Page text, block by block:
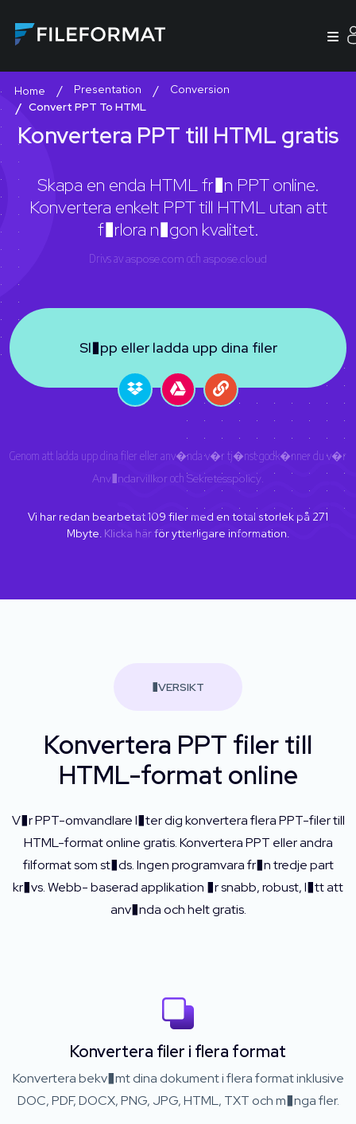
Home Presentation
Conversion
Convert PPT To HTML
Konvertera PPT till HTML gratis
Skapa en enda HTML fr�n PPT online.
Konvertera enkelt PPT till HTML utan att
f�rlora n�gon kvalitet.
Drivs avaspose.com och aspose.cloud
Sl�pp eller ladda upp dina filer
Genom att ladda upp dina filer eller anv�nda v�r tj�nst godk�nner du v�r
Anv�ndarvillkor och Sekretesspolicy
Vi har redan bearbetat109 filer med en total storlek på 271
Mbyte. Klicka härför ytterligare information.
�VERSIKT
Konvertera PPT filer till
HTML-format online
V�r PPT-omvandlare l�ter dig konvertera flera PPT-filer till
HTML-format online gratis. Konvertera PPT eller andra
filformat som st�ds. Ingen programvara fr�n tredje part
kr�vs. Webb- baserad applikation �r snabb, robust, l�tt att
anv�nda och helt gratis.
Konvertera filer i flera format
Konvertera bekv�mt dina dokument i flera format inklusive
DOC, PDF, DOCX, PNG, JPG, HTML, TXT och m�nga fler.